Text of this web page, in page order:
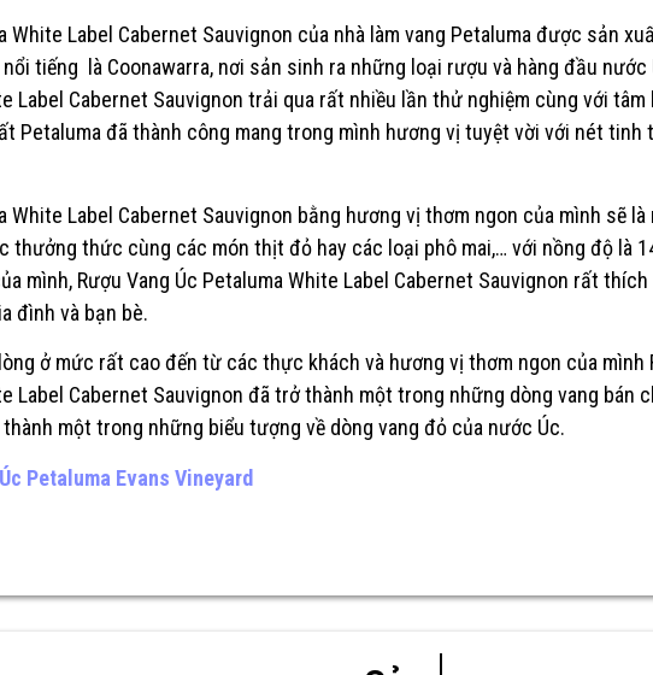
White Label Cabernet Sauvignon của nhà làm vang Petaluma được sản
tiếng là Coonawarra, nơi sản sinh ra những loại rượu và hàng đầu nước
Label Cabernet Sauvignon trải qua rất nhiều lần thử nghiệm cùng với
Petaluma đã thành công mang trong mình hương vị tuyệt vời với nét tinh
White Label Cabernet Sauvignon bằng hương vị thơm ngon của mình sẽ là
thưởng thức cùng các món thịt đỏ hay các loại phô mai,… với nồng độ là
mình, Rượu Vang Úc Petaluma White Label Cabernet Sauvignon rất
đình và bạn bè.
ở mức rất cao đến từ các thực khách và hương vị thơm ngon của mình
Label Cabernet Sauvignon đã trở thành một trong những dòng vang bán
một trong những biểu tượng về dòng vang đỏ của nước Úc.
Petaluma Evans Vineyard